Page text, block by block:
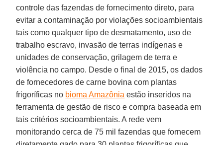
controle das fazendas de fornecimento direto, para
evitar a contaminação por violações socioambientais
tais como qualquer tipo de desmatamento, uso de
trabalho escravo, invasão de terras indígenas e
unidades de conservação, grilagem de terra e
violência no campo. Desde o final de 2015, os dados
de fornecedores de carne bovina com plantas
frigoríficas no biomaAmazônia estão inseridos na
ferramenta de gestão de risco e compra baseada em
tais critérios socioambientais. A rede vem
monitorando cerca de 75 mil fazendas que fornecem